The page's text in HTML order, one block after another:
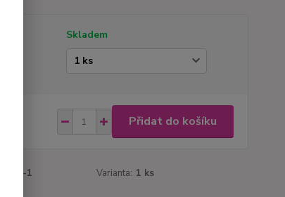
Skladem
Přidat do košíku
944-1 Varianta: 1 ks